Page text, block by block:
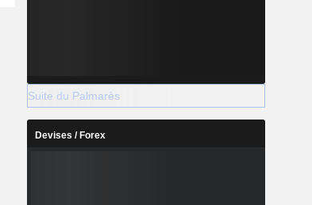
Suite du Palmarès
Devises / Forex